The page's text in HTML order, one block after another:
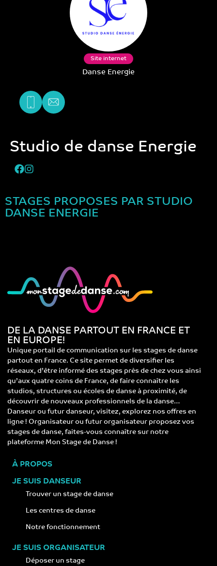
Site internet
Danse Energie
Studio de danse Energie
STAGES PROPOSES PAR STUDIO
DANSE ENERGIE
DE LA DANSE PARTOUT EN FRANCE ET
EN EUROPE!
Unique portail de communication sur les stages de danse
partout en France. Ce site permet de diversifier les
réseaux, d’être informé des stages près de chez vous ainsi
qu’aux quatre coins de France, de faire connaître les
studios, structures ou écoles de danse à proximité, de
découvrir de nouveaux professionnels de la danse…
Danseur ou futur danseur, visitez, explorez nos offres en
ligne ! Organisateur ou futur organisateur proposez vos
stages de danse, faites-vous connaître sur notre
plateforme Mon Stage de Danse !
À PROPOS
JE SUIS DANSEUR
Trouver un stage de danse
Les centres de danse
Notre fonctionnement
JE SUIS ORGANISATEUR
Déposer un stage